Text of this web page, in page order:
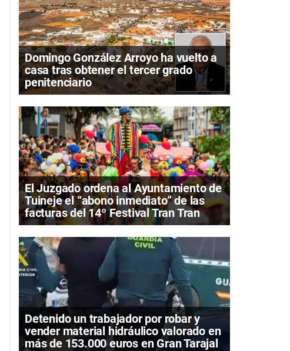
Domingo González Arroyo ha vuelto a
casa tras obtener el tercer grado
penitenciario
El Juzgado ordena al Ayuntamiento de
Tuineje el “abono inmediato” de las
facturas del 14º Festival Tran Tran
Detenido un trabajador por robar y
vender material hidráulico valorado en
más de 153.000 euros en Gran Tarajal